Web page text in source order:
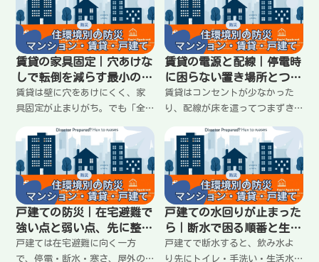
替える判断基準、臭い・保管・
衛生を崩さない運用、家族で揉
めないルールまで最短で整理し
ます。
分つくれます。家具の転倒対
策、収納のコツ、電源・配線の
整え方まで、賃貸向けにわかり
やすく整理します。
賃貸の家具固定｜穴あけな
しで転倒を減らす最小のや
り方
賃貸は壁に穴をあけにくく、家
具固定が止まりがち。でも「全
場所の近く、背の高い棚など危
ない順に、つっぱりや滑り止
め、配置替えで転倒リスクを減
らす方法をわかりやすくまとめ
ます。
賃貸の電源と配線｜停電時
に困らない置き場所とつま
ずかない整理
賃貸はコンセントが少なかった
り、配線が床を這ってつまずき
足が重なるので、ライトと充電
の置き場所を決めておくのが効
果的。延長コードの使い方、足
元の危険を減らす配線整理、停
電時の充電ルールまでわかりや
すく整理します。
戸建ての防災｜在宅避難で
強い点と弱い点、先に整え
る順番
戸建ては在宅避難に向く一方
で、停電・断水・寒さ、屋外の
戸建ての水回りが止まった
ら｜断水で困る順番と生活
水を回すコツ
戸建てで断水すると、飲み水よ
り先にトイレ・手洗い・生活水